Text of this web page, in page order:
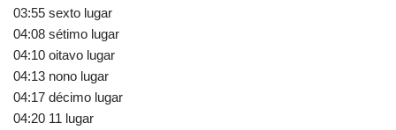
03:55 sexto lugar
04:08 sétimo lugar
04:10 oitavo lugar
04:13 nono lugar
04:17 décimo lugar
04:20 11 lugar